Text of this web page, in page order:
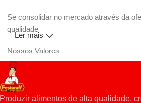
Se consolidar no mercado através da
qualidade
Nossos Valores
- Ética
- Alta Qualidade
- Criatividade e Inovação
Ler mais
Produzir alimentos de alta qualidade,